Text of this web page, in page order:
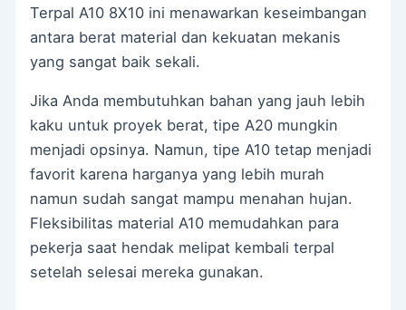
Terpal A10 8X10 ini menawarkan keseimbangan
antara berat material dan kekuatan mekanis
yang sangat baik sekali.
Jika Anda membutuhkan bahan yang jauh lebih
kaku untuk proyek berat, tipe A20 mungkin
menjadi opsinya. Namun, tipe A10 tetap menjadi
favorit karena harganya yang lebih murah
namun sudah sangat mampu menahan hujan.
Fleksibilitas material A10 memudahkan para
pekerja saat hendak melipat kembali terpal
setelah selesai mereka gunakan.